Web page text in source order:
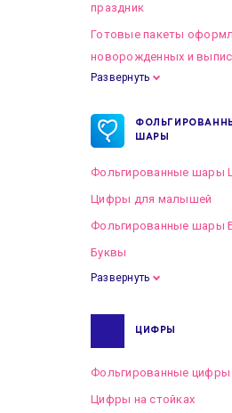
праздник
Готовые пакеты
новорожденных и
Готовые пакеты
Развернуть
ШАРЫ
Фольгированные шары
Цифры для малышей
Фольгированные шары
Буквы
Развернуть
ЦИФРЫ
Фольгированные цифры
Цифры на стойках